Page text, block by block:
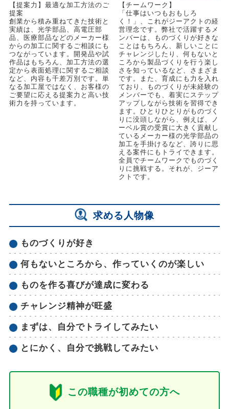
【提案力】最適な加工方法のご
提案
創業から積み重ねてきた技術と
実績は、光学部品、高電圧部
品、医療部品などのメーカー様
からの加工に関するご相談にも
つながっています。開発品や試
作品はもちろん、加工方法の選
定から表面処理に関するご相談
など、内容も千差万別です。単
なる加工屋ではなく、お客様の
ご要望に応える提案力と高い技
術力を持っています。
【チームワーク】
「仕事はいつもおもしろ
く！」、これがジーアクトの経
営理念です。弊社で活躍するメ
ンバーは、ものづくりが好きな
ことはもちろん、新しいことに
チャレンジしたり、何もないと
ころから製品づくりを行う楽し
さを知っているなど、さまざま
です。また、育成にも力を入れ
ており、ものづくりが未経験の
メンバーでも、着実にステップ
アップしながら技術を習得でき
ます。ひとりひとりがものづく
りに没頭しながら、例えば、ノ
ーベル賞の受賞に大きく貢献し
ているメーカー様の光学部品の
加工を手掛けるなど、誇りに思
える案件にもトライできます。
全員でチームワークでものづく
りに挑戦する。それが、ジーア
クトです。
求める人物像
ものづくりが好き
何もないところから、作っていくのが楽しい
ものを作る喜びが達成に変わる
チャレンジ精神が旺盛
まずは、自分でトライしてみたい
とにかく、自分で挑戦してみたい
この職種が初めての方へ